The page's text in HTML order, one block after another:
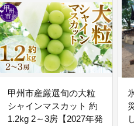
甲州市産厳選旬の大粒
シャインマスカット 約
1.2kg 2～3房【2027年発